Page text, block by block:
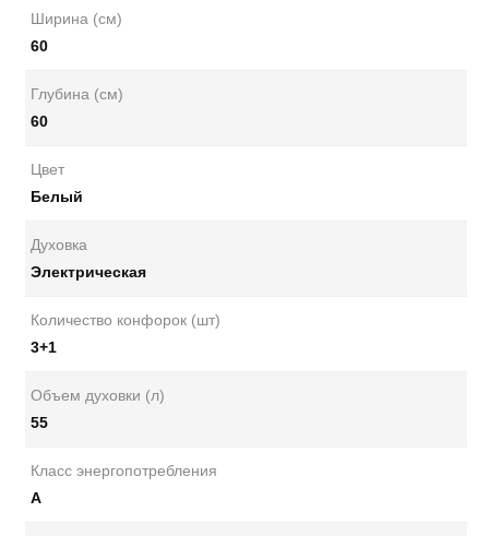
Ширина (см)
60
Глубина (см)
60
Цвет
Белый
Духовка
Электрическая
Количество конфорок (шт)
3+1
Объем духовки (л)
55
Класс энергопотребления
А